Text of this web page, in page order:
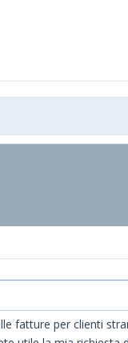
fatture per clienti